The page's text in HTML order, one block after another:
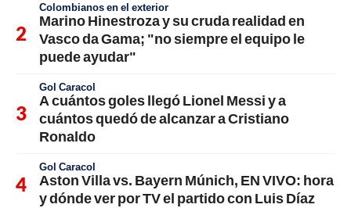
Colombianos en el exterior
Marino Hinestroza y su cruda realidad en
Vasco da Gama; "no siempre el equipo le
puede ayudar"
Gol Caracol
A cuántos goles llegó Lionel Messi y a
cuántos quedó de alcanzar a Cristiano
Ronaldo
Gol Caracol
Aston Villa vs. Bayern Múnich, EN VIVO: hora
y dónde ver por TV el partido con Luis Díaz